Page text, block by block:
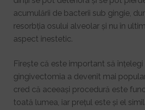
acumulării de bacterii sub gingie,
resorbția osului alveolar și nu în
aspect inestetic.
Firește că este important să
gingivectomia a devenit mai
cred că aceeași procedură este
toată lumea, iar prețul este și el